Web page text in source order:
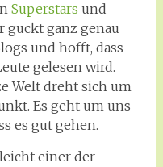
Superstars und
guckt ganz genau
und hofft, dass
gelesen wird.
Welt dreht sich um
Es geht um uns
es gut gehen.
einer der